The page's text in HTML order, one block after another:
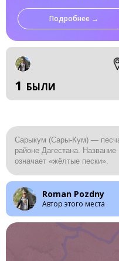
Подробнее →
1 БЫЛИ
Сарыкум (Сары-Кум) —
районе Дагестана.
означает «жёлтые пески».
Roman Pozdny
Автор этого места